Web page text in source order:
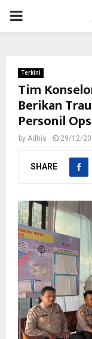
PRIMARY
Terkini
Tim
Berikan
Personil
by Adhis 29/12/
SHARE